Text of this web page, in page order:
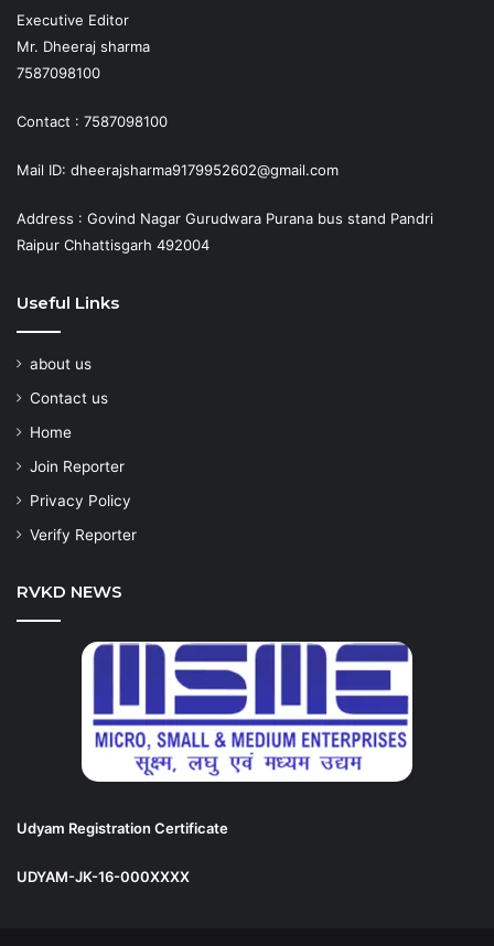
Executive Editor
Mr. Dheeraj sharma
7587098100
Contact : 7587098100
Mail ID: dheerajsharma9179952602@gmail.com
Address : Govind Nagar Gurudwara Purana bus stand Pandri
Raipur Chhattisgarh 492004
Useful Links
about us
Contact us
Home
Join Reporter
Privacy Policy
Verify Reporter
RVKD NEWS
Udyam Registration Certificate
UDYAM-JK-16-000XXXX